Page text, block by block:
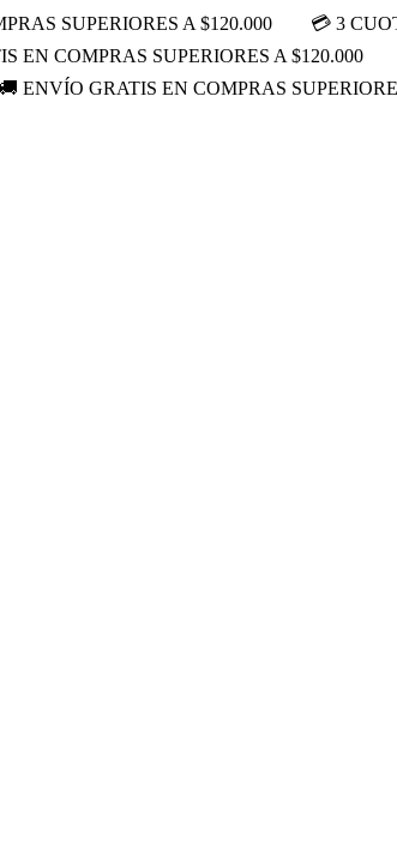
SUPERIORES A $120.000 💳 3
EN COMPRAS SUPERIORES A $120.000
🚚 ENVÍO GRATIS EN COMPRAS